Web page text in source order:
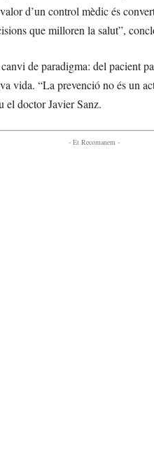
d’un control mèdic és
que milloren la salut”,
de paradigma: del pacient
vida. “La prevenció no és un
el doctor Javier Sanz.
- Et Recomanem -